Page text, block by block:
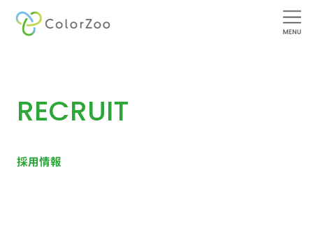
RECRUIT
採用情報